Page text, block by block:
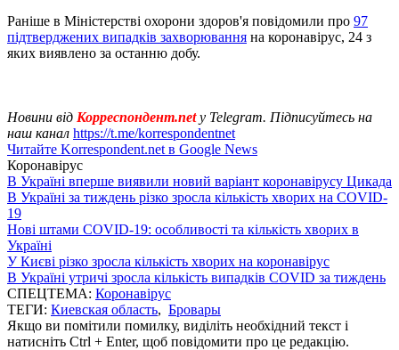
Раніше в Міністерстві охорони здоров'я повідомили про 97
підтверджених випадків захворювання на коронавірус, 24 з
яких виявлено за останню добу.
Новини від Корреспондент.net у Telegram. Підписуйтесь на
наш канал https://t.me/korrespondentnet
Читайте Korrespondent.net в Google News
Коронавірус
В Україні вперше виявили новий варіант коронавірусу Цикада
В Україні за тиждень різко зросла кількість хворих на COVID-
19
Нові штами COVID-19: особливості та кількість хворих в
Україні
У Києві різко зросла кількість хворих на коронавірус
В Україні утричі зросла кількість випадків COVID за тиждень
СПЕЦТЕМА: Коронавірус
ТЕГИ: Киевская область, Бровары
Якщо ви помітили помилку, виділіть необхідний текст і
натисніть Ctrl + Enter, щоб повідомити про це редакцію.